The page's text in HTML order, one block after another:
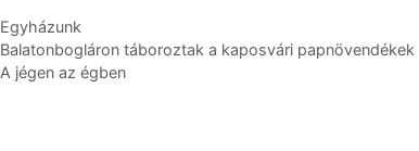
Kategória
Egyházunk
Balatonbogláron táboroztak a kaposvári papnövendékek
A jégen az égben